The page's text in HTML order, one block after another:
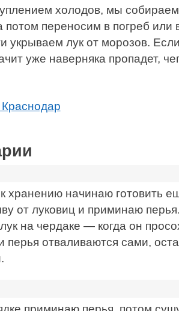
холодов, мы
потом переносим в погреб или
укрываем лук от морозов.
уже наверняка пропадет,
к хранению начинаю готовить
от луковиц и приминаю
на чердаке — когда он
перья отваливаются сами,